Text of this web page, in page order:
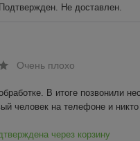
Не доставлен.
Очень плохо
В итоге позвонили
человек на телефоне и никто
через корзину